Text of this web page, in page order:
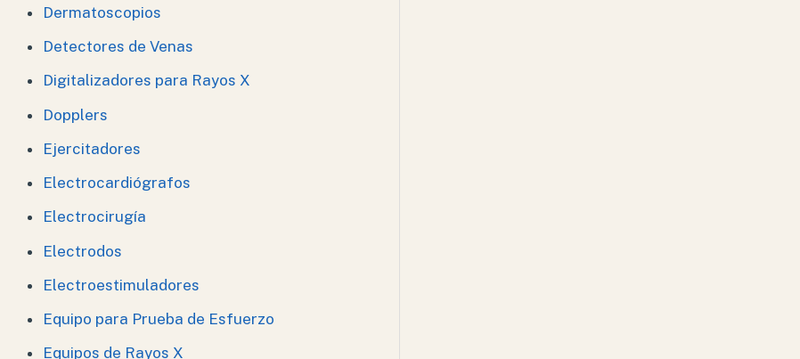
Dermatoscopios
Detectores de Venas
Digitalizadores para Rayos X
Dopplers
Ejercitadores
Electrocardiógrafos
Electrocirugía
Electrodos
Electroestimuladores
Equipo para Prueba de Esfuerzo
Equipos de Rayos X